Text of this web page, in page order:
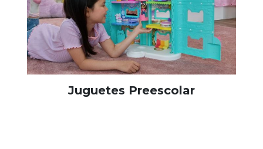
Juguetes Preescolar